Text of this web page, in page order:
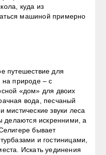
куда из
машиной примерно
путешествие для
на природе – с
«дом» для двоих
вода, песчаный
мистические звуки леса
делаются искренними, а
бывает
и гостиницами,
Искать уединения